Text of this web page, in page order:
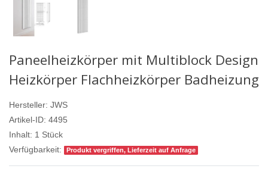
Paneelheizkörper mit Multiblock Design
Heizkörper Flachheizkörper Badheizung
Hersteller: JWS
Artikel-ID: 4495
Inhalt: 1 Stück
Verfügbarkeit:
Produkt vergriffen, Lieferzeit auf Anfrage